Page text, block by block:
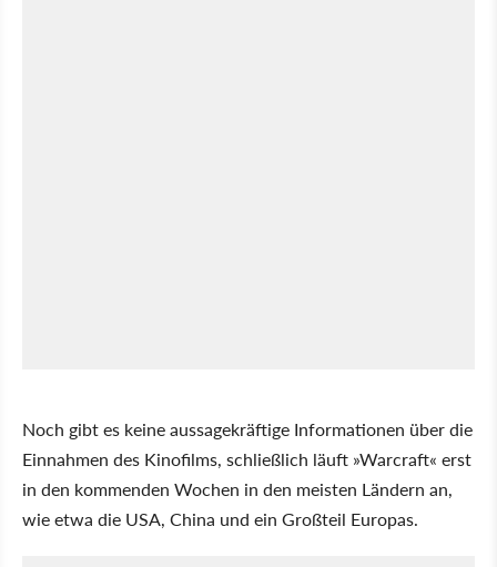
Noch gibt es keine aussagekräftige Informationen über die
Einnahmen des Kinofilms, schließlich läuft »Warcraft« erst
in den kommenden Wochen in den meisten Ländern an,
wie etwa die USA, China und ein Großteil Europas.